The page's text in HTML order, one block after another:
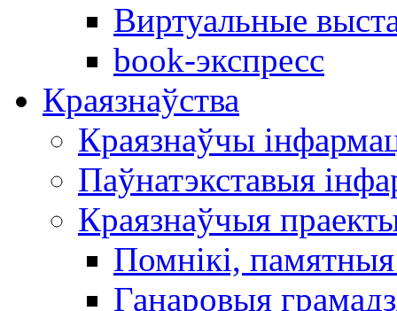
Виртуальные
book-экспресс
Краязнаўства
Краязнаўчы
Паўнатэкставыя
Краязнаўчыя
Помнікі,
Ганаровыя